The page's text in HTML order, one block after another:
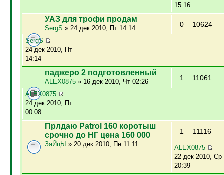
15:16
УАЗ для трофи продам
SergS » 24 дек 2010, Пт 14:14 0 10624
SergS
24 дек 2010, Пт
14:14
паджеро 2 подготовленный
ALEX0875» 16 дек 2010, Чт 02:26 1 11061
ALEX0875
24 дек 2010, Пт
00:08
Прлдаю Patrol 160 коротыш
срочно до НГ цена 160 000
ЗаЙцЫ » 20 дек 2010, Пн 11:11
1 11116
ALEX0875
22 дек 2010, Ср
20:39